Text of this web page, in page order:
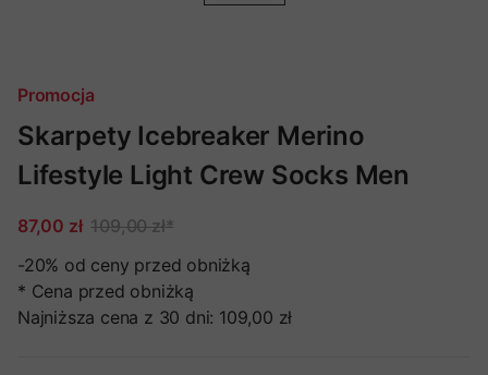
Promocja
Skarpety Icebreaker Merino
Lifestyle Light Crew Socks Men
87,00 zł 109,00 zł*
-20% od ceny przed obniżką
* Cena przed obniżką
Najniższa cena z 30 dni: 109,00 zł